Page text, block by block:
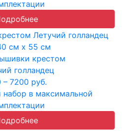
см х 55 см
крестом
голландец
– 7200 руб.
в максимальной